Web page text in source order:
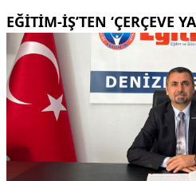
EĞITIM-İŞ’TEN ‘ÇERÇEVE